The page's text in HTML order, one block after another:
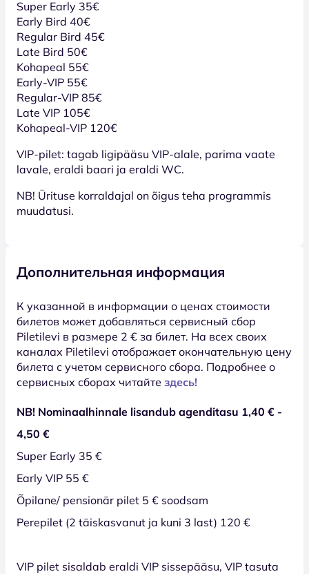
Super Early 35€
Early Bird 40€
Regular Bird 45€
Late Bird 50€
Kohapeal 55€
Early-VIP 55€
Regular-VIP 85€
Late VIP 105€
Kohapeal-VIP 120€
VIP-pilet: tagab ligipääsu VIP-alale, parima vaate
lavale, eraldi baari ja eraldi WC.
NB! Ürituse korraldajal on õigus teha programmis
muudatusi.
Дополнительная информация
К указанной в информации о ценах стоимости
билетов может добавляться сервисный сбор
Piletilevi в размере 2 € за билет. На всех своих
каналах Piletilevi отображает окончательную цену
билета с учетом сервисного сбора. Подробнее о
сервисных сборах читайте здесь!
NB! Nominaalhinnale lisandub agenditasu 1,40 € -
4,50 €
Super Early 35 €
Early VIP 55 €
Õpilane/ pensionär pilet 5 € soodsam
Perepilet (2 täiskasvanut ja kuni 3 last) 120 €
VIP pilet sisaldab eraldi VIP sissepääsu, VIP tasuta